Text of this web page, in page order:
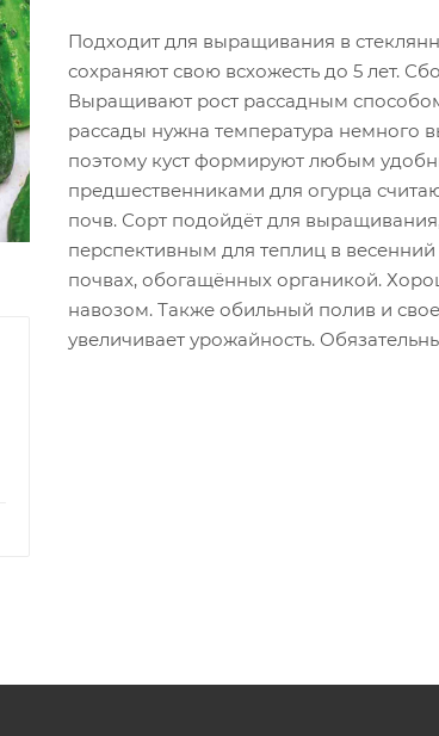
Подходит для выращивания в
сохраняют свою всхожесть до 5 лет.
Выращивают рост рассадным
рассады нужна температура немного
поэтому куст формируют любым
предшественниками для огурца
почв. Сорт подойдёт для
перспективным для теплиц в
почвах, обогащённых органикой.
навозом. Также обильный полив и
увеличивает урожайность.